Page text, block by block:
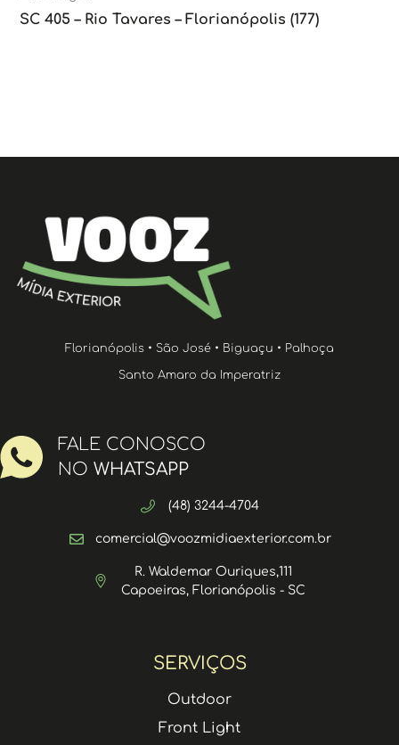
SC 405 – Rio Tavares – Florianópolis (177)
SERVIÇOS
Outdoor
Front Light
Florianópolis • São José • Biguaçu • Palhoça
Santo Amaro da Imperatriz
FALE CONOSCO
NO WHATSAPP
(48) 3244-4704
comercial@voozmidiaexterior.com.br
R. Waldemar Ouriques,111
Capoeiras, Florianópolis - SC